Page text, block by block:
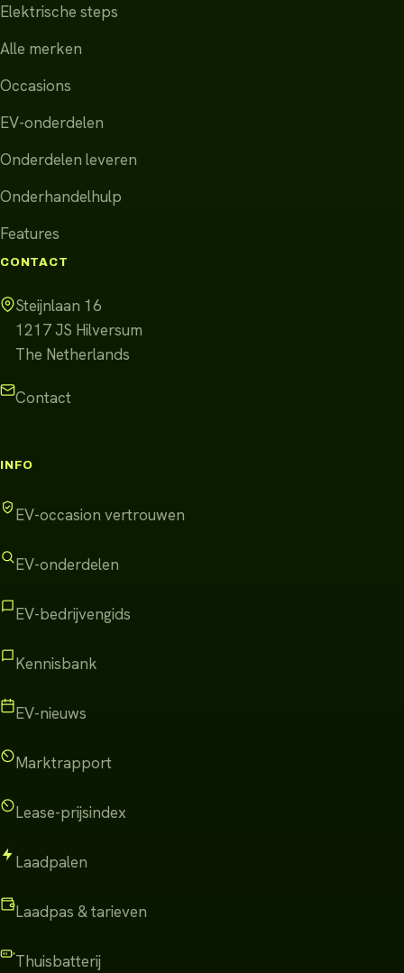
Elektrische steps
Alle merken
Occasions
EV-onderdelen
Onderdelen leveren
Onderhandelhulp
Features
CONTACT
Steijnlaan 16
1217 JS Hilversum
The Netherlands
Contact
INFO
EV-occasion vertrouwen
EV-onderdelen
EV-bedrijvengids
Kennisbank
EV-nieuws
Marktrapport
Lease-prijsindex
Laadpalen
Laadpas & tarieven
Thuisbatterij